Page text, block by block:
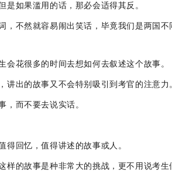
是如果滥用的话，那必会适得其反。
，不然就容易闹出笑话，毕竟我们是两国不
会花很多的时间去想如何去叙述这个故事。
讲出的故事又不会特别吸引到考官的注意力
，而不要去说实话。
得回忆，值得讲述的故事或人。
样的故事是种非常大的挑战，更不用说考生